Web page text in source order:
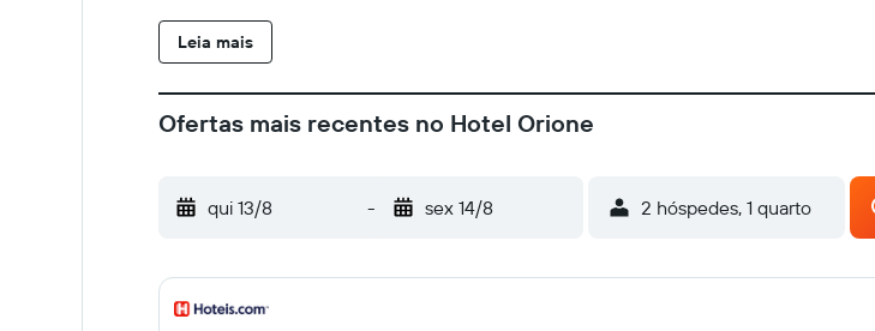
Leia mais
Ofertas mais recentes no Hotel Orione
qui 13/8 - sex 14/8 2 hóspedes, 1 quarto